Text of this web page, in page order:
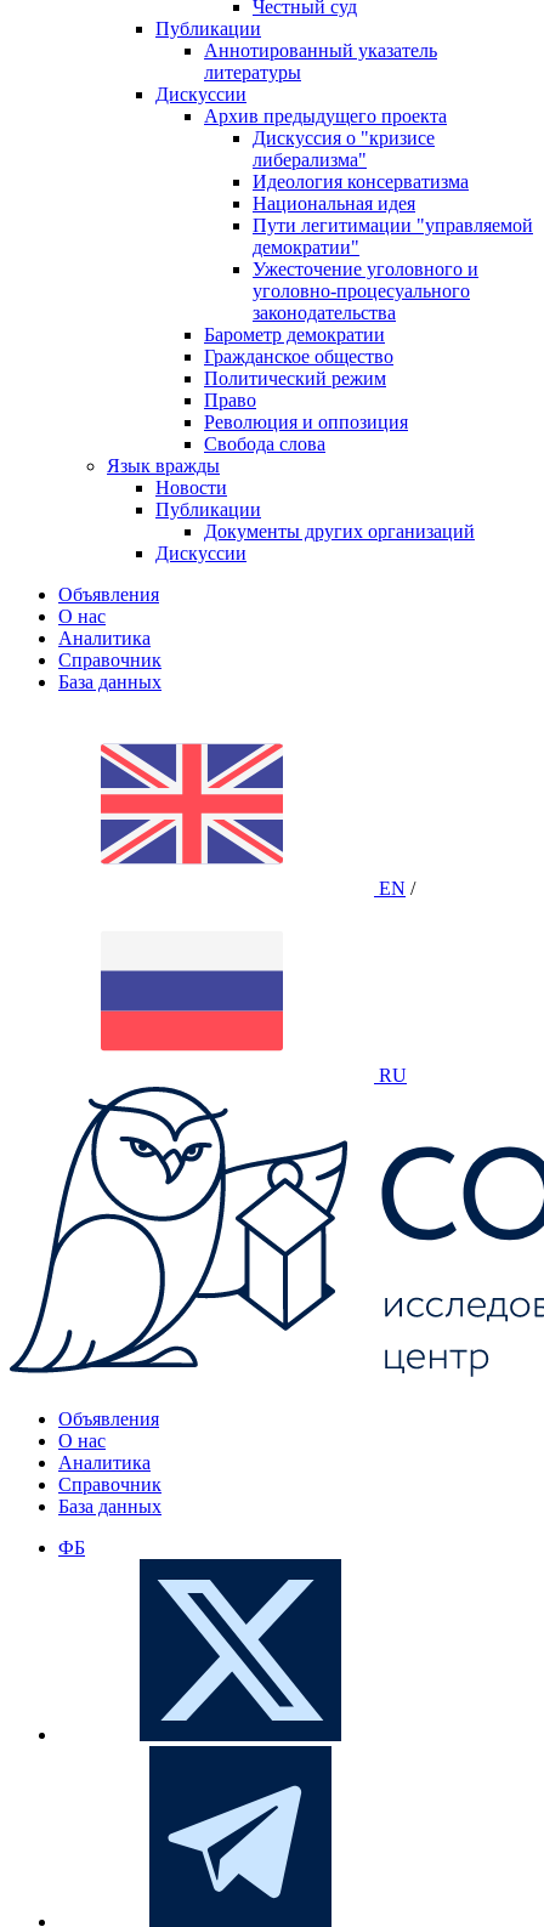
Честный суд
Публикации
Аннотированный указатель
литературы
Дискуссии
Архив предыдущего проекта
Дискуссия о "кризисе
либерализма"
Идеология консерватизма
Национальная идея
Пути легитимации "управляемой
демократии"
Ужесточение уголовного и
уголовно-процесуального
законодательства
Барометр демократии
Гражданское общество
Политический режим
Право
Революция и оппозиция
Свобода слова
Язык вражды
Новости
Публикации
Документы других организаций
Дискуссии
Объявления
О нас
Аналитика
Справочник
База данных
EN /
RU
Объявления
О нас
Аналитика
Справочник
База данных
ФБ